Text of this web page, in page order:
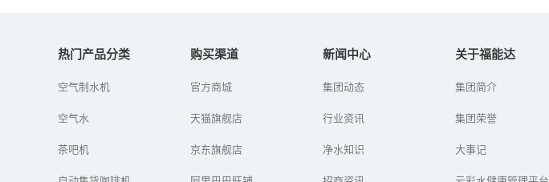
开始，一直以骄人的姿态
了相当大的成绩。但随着
烈化，生产...
随着净水器行业进入品牌
器产品处于鱼龙混杂的局
商更不在少数。杂牌产品
热门产品分类
空气制水机
空气水
茶吧机
购买渠道
官方商城
天猫旗舰店
京东旗舰店
新闻中心
集团动态
行业资讯
净水知识
关于福能达
集团简介
集团荣誉
大事记